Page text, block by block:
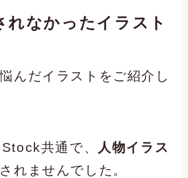
れなかったイラスト
んだイラストをご紹介し
共通で、
人物イラス
れませんでした。